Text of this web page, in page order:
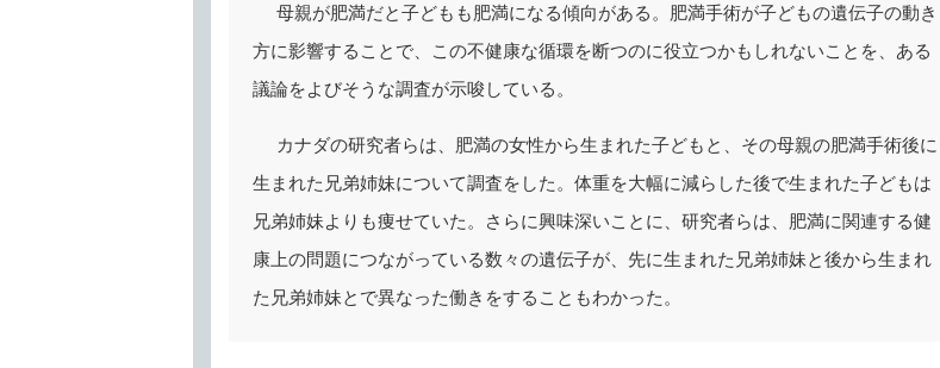
母親が肥満だと子どもも肥満になる傾向がある。肥満手術が子どもの遺伝子の動き
方に影響することで、この不健康な循環を断つのに役立つかもしれないことを、ある
議論をよびそうな調査が示唆している。
カナダの研究者らは、肥満の女性から生まれた子どもと、その母親の肥満手術後に
生まれた兄弟姉妹について調査をした。体重を大幅に減らした後で生まれた子どもは
兄弟姉妹よりも痩せていた。さらに興味深いことに、研究者らは、肥満に関連する健
康上の問題につながっている数々の遺伝子が、先に生まれた兄弟姉妹と後から生まれ
た兄弟姉妹とで異なった働きをすることもわかった。